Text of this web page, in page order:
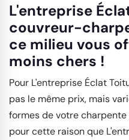
L'entreprise
couvreur-
ce milieu vous
moins chers !
Pour L'entreprise Éclat
pas le même prix, mais
formes de votre charpente
pour cette raison que